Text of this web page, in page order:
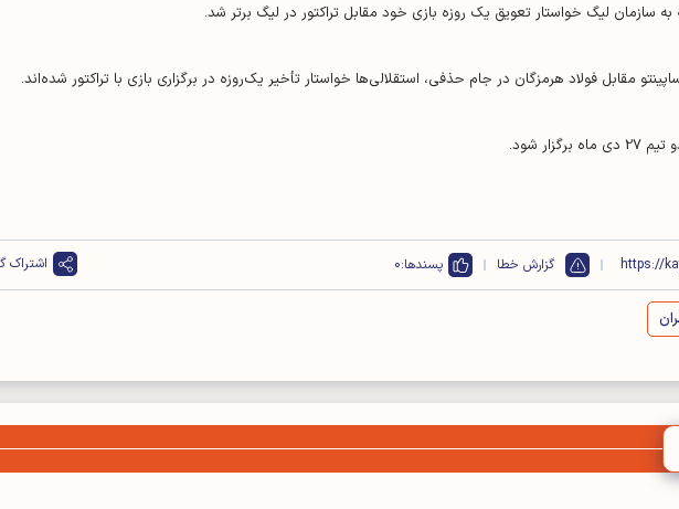
به سازمان لیگ خواستار تعویق یک روزه بازی خود مقابل تراکتور در لیگ برتر شد.
مقابل فولاد هرمزگان در جام حذفی، استقلالی‌ها خواستار تأخیر یک‌روزه در برگزاری بازی با تراکتور شده‌اند.
شود.
https:// گزارش خطا پسندها:0 اشتراک